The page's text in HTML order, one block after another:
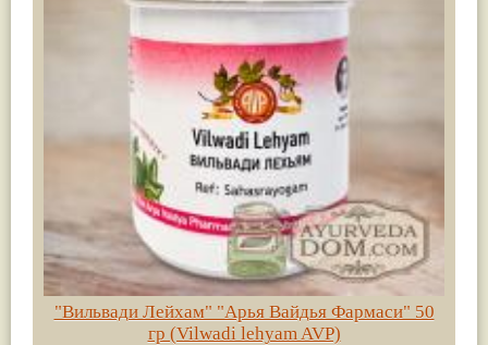
"Вильвади Лейхам" "Арья Вайдья Фармаси" 50
гр (Vilwadi lehyam AVP)